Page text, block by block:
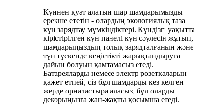
Күннен қуат алатын шар шамдарымызды
ерекше ететін - олардың экологиялық таза
күн зарядтау мүмкіндіктері. Күндізгі уақытта
кірістірілген күн панелі күн сәулесін жұтып,
шамдарыңыздың толық зарядталғанын және
түн түскенде кеңістікті жарықтандыруға
дайын болуын қамтамасыз етеді.
Батареяларды немесе электр розеткаларын
қажет етпей, сіз бұл шамдарды кез келген
жерде орналастыра аласыз, бұл оларды
декорыңызға жан-жақты қосымша етеді.